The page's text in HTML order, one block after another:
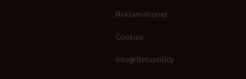
Reklamationer
Cookies
Integritetspolicy